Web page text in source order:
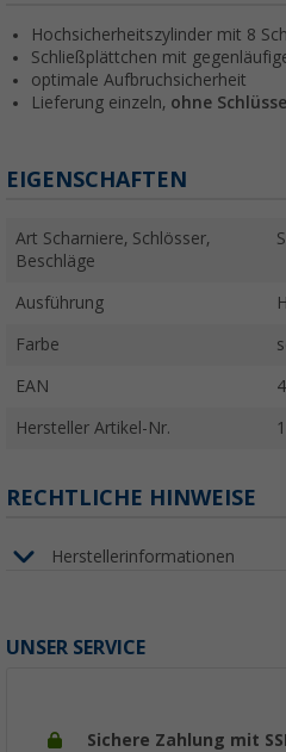
Hochsicherheitszylinder mit 8
Schließplättchen mit
optimale Aufbruchsicherheit
Lieferung einzeln, ohne Schlüssel
EIGENSCHAFTEN
Art Scharniere, Schlösser,
Beschläge
Ausführung
Farbe
EAN
Hersteller Artikel-Nr.
RECHTLICHE HINWEISE
Herstellerinformationen
UNSER SERVICE
Sichere Zahlung mit